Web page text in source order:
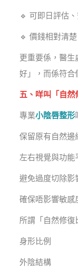
🔹 可即日評估
🔹 價錢相對清
更重要係，醫生
好」，而係符合
五、咩叫「自
專業小陰唇整形
保留原有自然邊
左右視覺與功能
避免過度切除影
確保唔影響敏感
所謂「自然修復
身形比例
外陰結構